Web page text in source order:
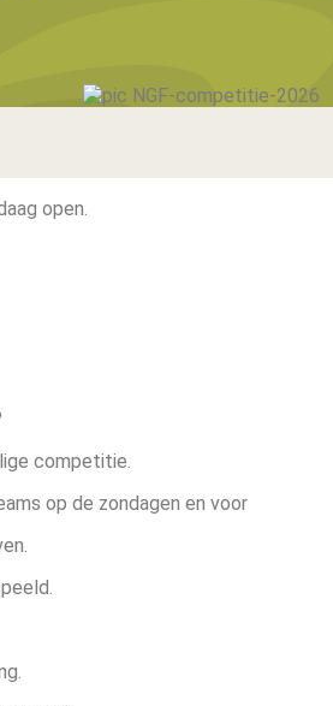
open.
competitie.
op de zondagen en voor